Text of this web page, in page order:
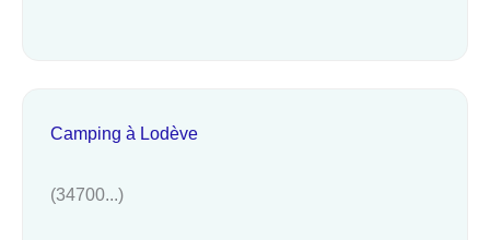
Camping à Lodève
(34700...)